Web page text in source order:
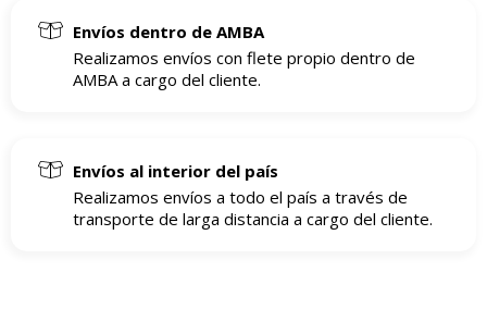
Envíos dentro de AMBA
Realizamos envíos con flete propio dentro de
AMBA a cargo del cliente.
Envíos al interior del país
Realizamos envíos a todo el país a través de
transporte de larga distancia a cargo del cliente.